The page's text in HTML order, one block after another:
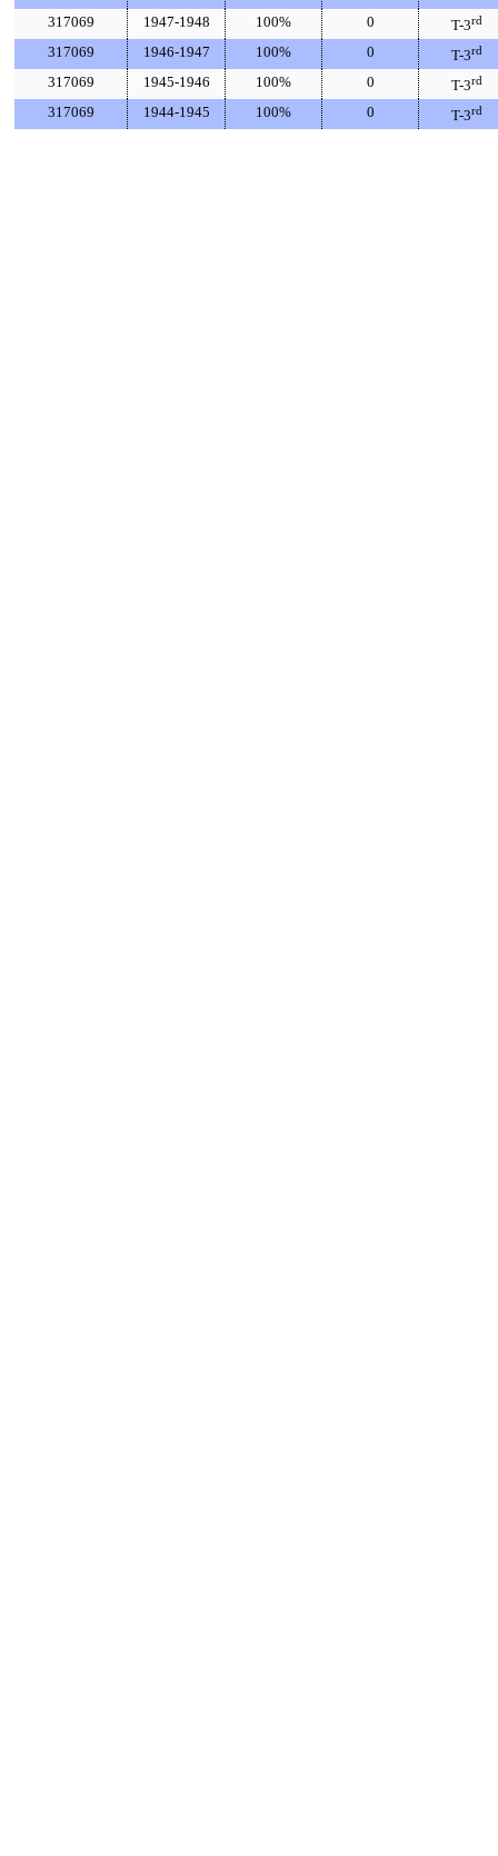
317069
1947-1948 100% 0 T-3rd
317069 1946-1947 100% 0 T-3rd
317069 1945-1946 100% 0 T-3rd
317069 1944-1945 100% 0 T-3rd